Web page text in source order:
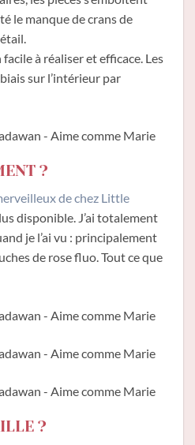
le manque de crans de
à réaliser et efficace. Les
sur l’intérieur par
?
de chez Little
disponible. J’ai totalement
je l’ai vu : principalement
de rose fluo. Tout ce que
?